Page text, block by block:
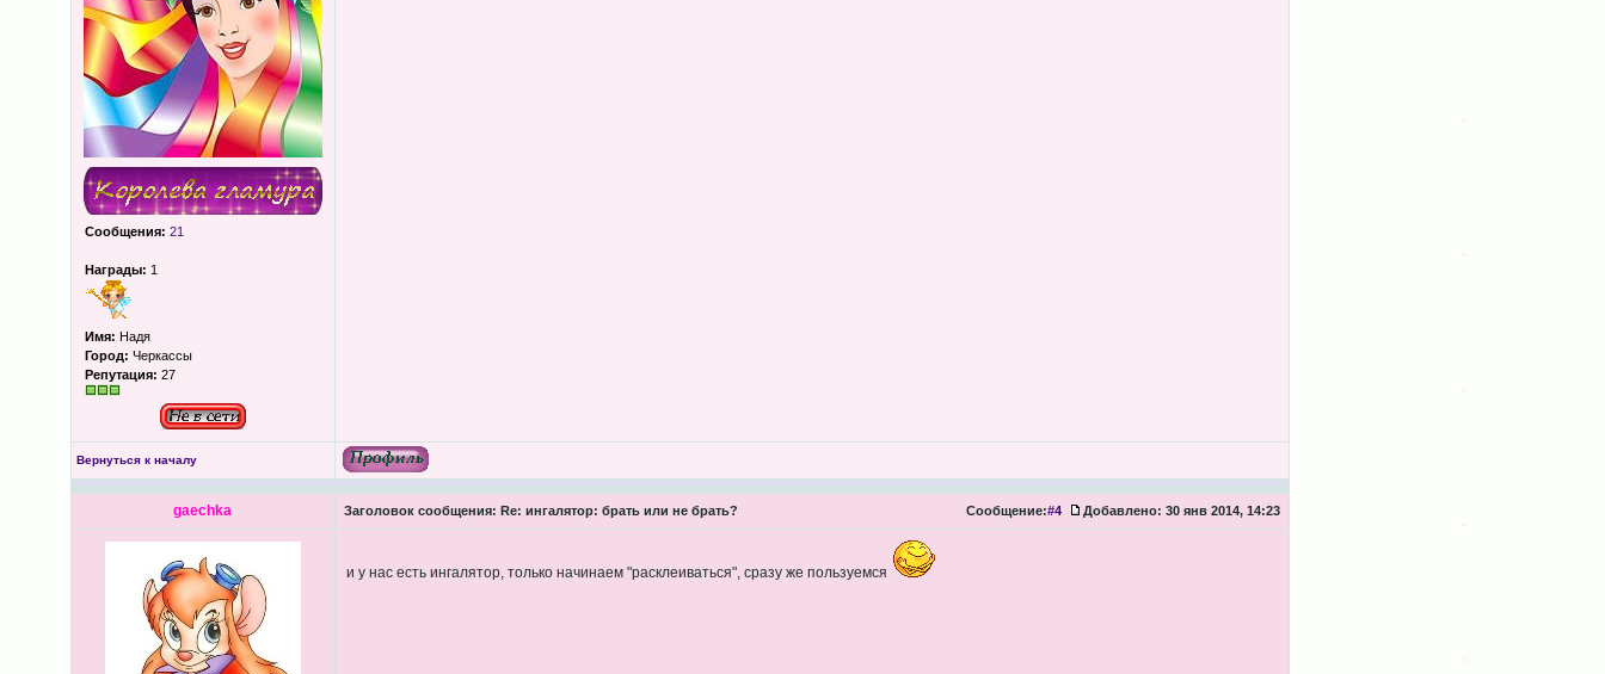
Сообщения: 21
Награды: 1
Имя: Надя
Город: Черкассы
Репутация: 27
Вернуться к началу
gaechka Заголовок сообщения: Re: ингалятор: брать или не брать? Сообщение:#4 Добавлено: 30 янв 2014, 14:23
и у нас есть ингалятор, только начинаем "расклеиваться", сразу же пользуемся